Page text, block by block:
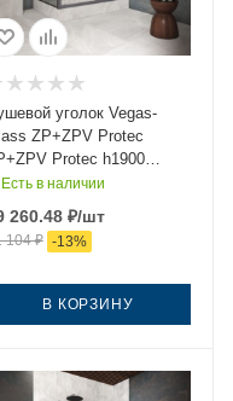
уголок Vegas-
ZP+ZPV Protec
Protec h1900
06 Moru 105х70
сталь без
Есть в наличии
260.48₽/шт
104₽ -13%
В КОРЗИНУ